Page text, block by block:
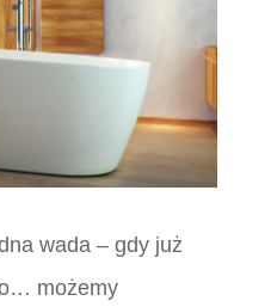
wada – gdy już
możemy